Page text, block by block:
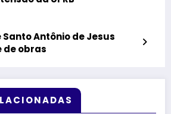
Antônio de Jesus
de obras